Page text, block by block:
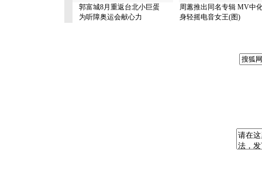
郭富城8月重返台北小巨蛋
为听障奥运会献心力
周蕙推出同名专辑 MV中
身轻摇电音女王(图)